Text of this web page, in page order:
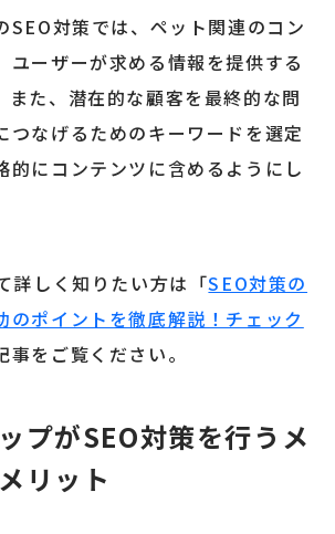
SEO対策では、ペット関連のコン
ユーザーが求める情報を提供する
また、潜在的な顧客を最終的な問
つなげるためのキーワードを選定
的にコンテンツに含めるようにし
詳しく知りたい方は「SEO対策の
のポイントを徹底解説！チェック
事をご覧ください。
プがSEO対策を行うメ
リット